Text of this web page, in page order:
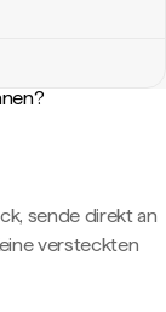
sende direkt an
versteckten